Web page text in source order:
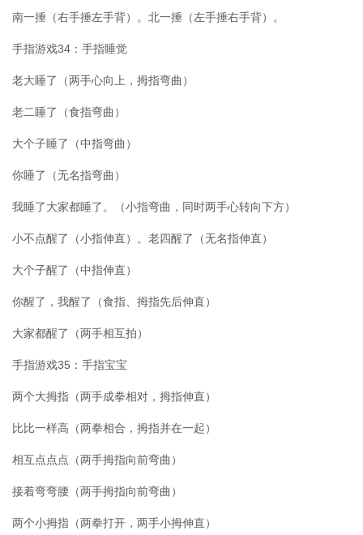
南一捶（右手捶左手背）。北一捶（左手捶右手背）。
手指游戏34：手指睡觉
老大睡了（两手心向上，拇指弯曲）
老二睡了（食指弯曲）
大个子睡了（中指弯曲）
你睡了（无名指弯曲）
我睡了大家都睡了。（小指弯曲，同时两手心转向下方）
小不点醒了（小指伸直）。老四醒了（无名指伸直）
大个子醒了（中指伸直）
你醒了，我醒了（食指、拇指先后伸直）
大家都醒了（两手相互拍）
手指游戏35：手指宝宝
两个大拇指（两手成拳相对，拇指伸直）
比比一样高（两拳相合，拇指并在一起）
相互点点点（两手拇指向前弯曲）
接着弯弯腰（两手拇指向前弯曲）
两个小拇指（两拳打开，两手小拇伸直）